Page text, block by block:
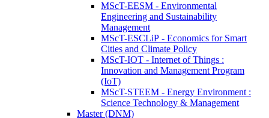
MScT-EESM - Environmental
Engineering and Sustainability
Management
MScT-ESCLiP - Economics for Smart
Cities and Climate Policy
MScT-IOT - Internet of Things :
Innovation and Management Program
(IoT)
MScT-STEEM - Energy Environment :
Science Technology & Management
Master (DNM)